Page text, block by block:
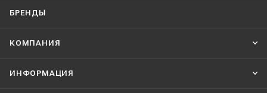
БРЕНДЫ
КОМПАНИЯ
ИНФОРМАЦИЯ